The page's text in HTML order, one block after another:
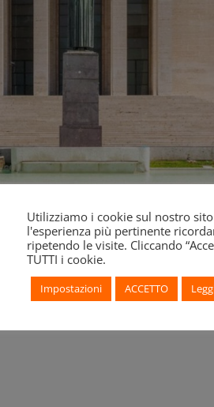
Symonds, la Sapienza si
per la prima volta il
rientra ora anche nella top 10
il grande impegno della nostra
collaborazione scientifica con
del comitato organizzatore e della
Utilizziamo i cookie sul nostro
l'esperienza più pertinente
ripetendo le visite. Cliccando
TUTTI i cookie.
Impostazioni ACCETTO